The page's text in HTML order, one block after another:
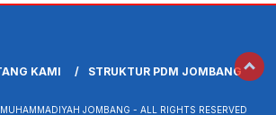
KAMI STRUKTUR PDM JOMBANG
JOMBANG - ALL RIGHTS RESERVED